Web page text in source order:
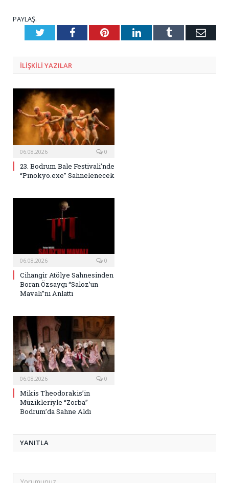
PAYLAŞ.
TwitterFacebookPinterestLinkedInTumblr E-
ILIŞKILI YAZILAR
06.08.2026 0
23. Bodrum Bale Festivali’nde
“Pinokyo.exe” Sahnelenecek
06.08.2026 0
Cihangir Atölye Sahnesinden
Boran Özsaygı “Saloz’un
Mavalı”nı Anlattı
06.08.2026 0
Mikis Theodorakis’in
Müzikleriyle “Zorba”
Bodrum’da Sahne Aldı
YANITLA